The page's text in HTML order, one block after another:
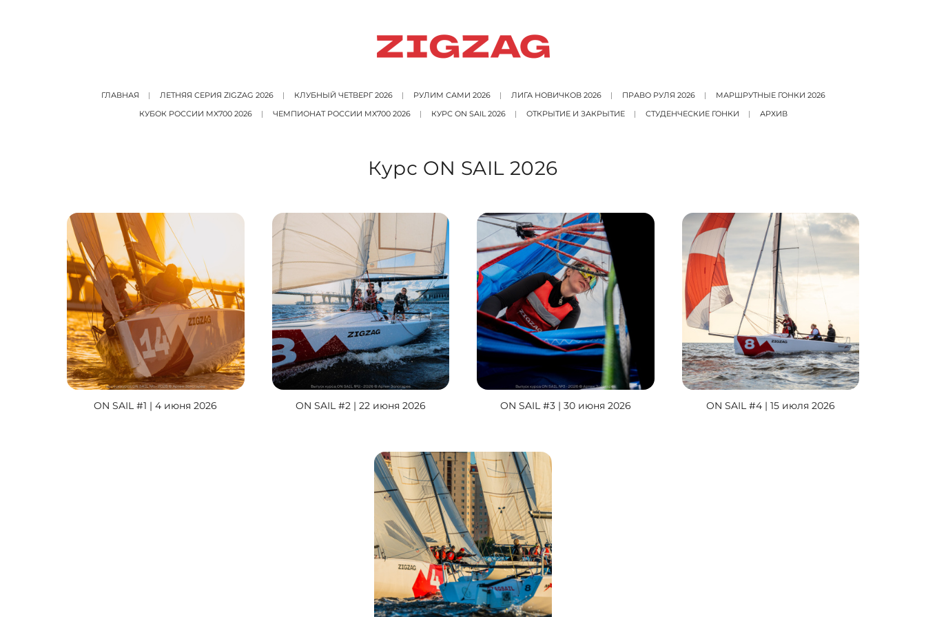
ГЛАВНАЯ ЛЕТНЯЯ СЕРИЯ ZIGZAG 2026 КЛУБНЫЙ ЧЕТВЕРГ 2026 РУЛИМ САМИ 2026 ЛИГА НОВИЧКОВ 2026 ПРАВО РУЛЯ 2026
МАРШРУТНЫЕ ГОНКИ 2026
КУБОК РОССИИ MX700 2026
ЧЕМПИОНАТ РОССИИ MX700 2026 КУРС ON SAIL 2026 ОТКРЫТИЕ И ЗАКРЫТИЕ СТУДЕНЧЕСКИЕ ГОНКИ АРХИВ
Курс ON SAIL 2026
ON SAIL #1 | 4 июня 2026 ON SAIL #2 | 22 июня 2026 ON SAIL #3 | 30 июня 2026 ON SAIL #4 | 15 июля 2026